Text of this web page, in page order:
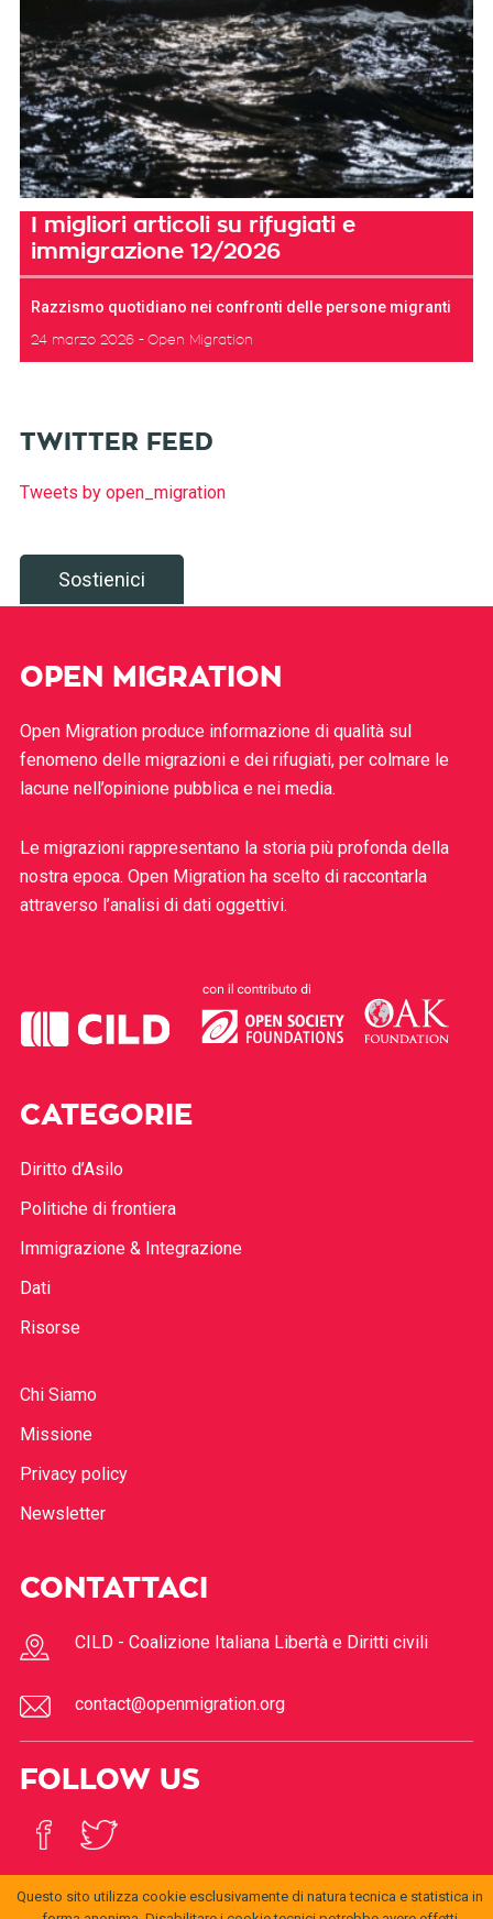
I migliori articoli su rifugiati e
immigrazione 12/2026
Razzismo quotidiano nei confronti delle persone migranti
24 marzo 2026 Open Migration
TWITTER FEED
Tweets by open_migration
Sostienici
OPEN MIGRATION
Open Migration produce informazione di qualità sul
fenomeno delle migrazioni e dei rifugiati, per colmare le
lacune nell’opinione pubblica e nei media.
Le migrazioni rappresentano la storia più profonda della
nostra epoca. Open Migration ha scelto di raccontarla
attraverso l’analisi di dati oggettivi.
CATEGORIE
Diritto d’Asilo
Politiche di frontiera
Immigrazione & Integrazione
Dati
Risorse
Chi Siamo
Missione
Privacy policy
Newsletter
CONTATTACI
CILD - Coalizione Italiana Libertà e Diritti civili
contact@openmigration.org
FOLLOW US
Questo sito utilizza cookie esclusivamente di natura tecnica e statistica in